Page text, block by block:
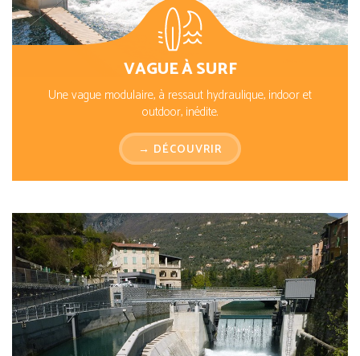
VAGUE À SURF
Une vague modulaire, à ressaut hydraulique, indoor et
outdoor, inédite.
→ DÉCOUVRIR